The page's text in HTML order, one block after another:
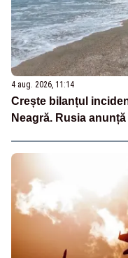
4 aug. 2026, 11:14
Crește bilanțul
Neagră. Rusia